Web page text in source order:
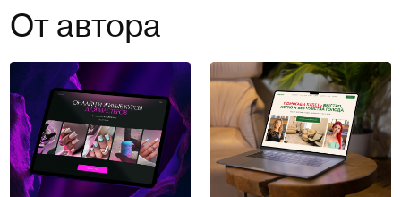
От автора